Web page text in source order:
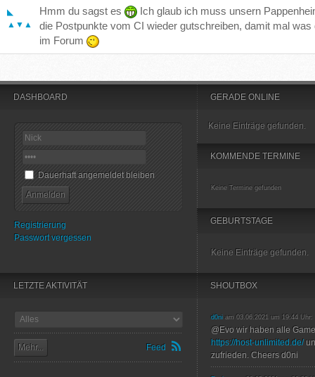
◣
▲▼▲
Hmm du sagst es
Ich glaub ich muss unsern
die Postpunkte vom CI wieder gutschreiben, damit mal was
im Forum
DASHBOARD
Dauerhaft angemeldet bleiben
Registrierung
Passwort vergessen
GERADE ONLINE
Keine Einträge gefunden.
KOMMENDE TERMINE
Keine Termine gefunden
GEBURTSTAGE
Keine Einträge gefunden.
SHOUTBOX
d0ni am 03.06.2021 um 19:44 Uhr:
@Evo wir haben alle
https://host-unlimited.de/
zufrieden. Cheers d0ni
LETZTE AKTIVITÄT
Mehr... Feed